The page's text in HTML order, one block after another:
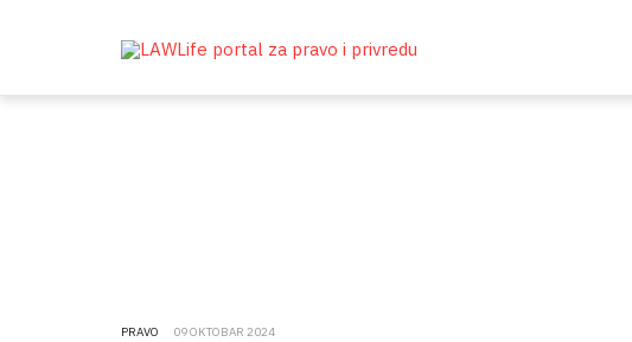
PRAVO 09 OKTOBAR 2024